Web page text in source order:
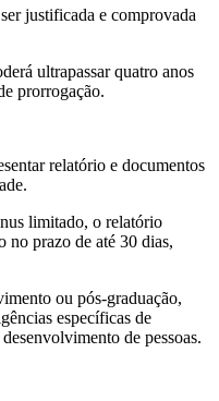
justificada e comprovada
ultrapassar quatro anos
prorrogação.
relatório e documentos
limitado, o relatório
no prazo de até 30 dias,
ou pós-graduação,
específicas de
de pessoas.